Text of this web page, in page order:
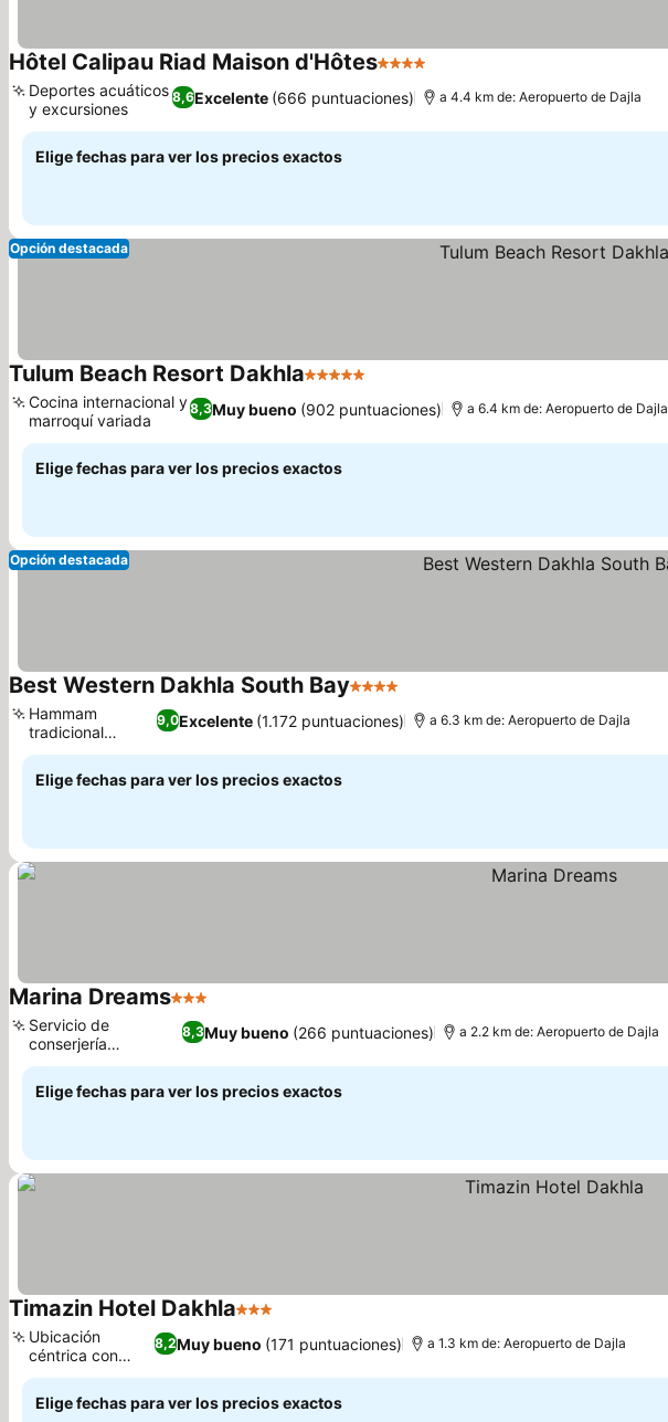
Hôtel Calipau Riad Maison d'Hôtes4 Estrellas
8,6Excelente (666 puntuaciones)
Deportes acuáticos
y excursiones
a 4.4 km de: Aeropuerto de Dajla
Elige fechas para ver los precios exactos
Opción destacada
Tulum Beach Resort Dakhla5 Estrellas
8,3Muy bueno (902 puntuaciones)
Cocina internacional y
marroquí variada
a 6.4 km de: Aeropuerto de Dajla
Elige fechas para ver los precios exactos
Opción destacada
Best Western Dakhla South Bay4 Estrellas
9,0Excelente (1.172 puntuaciones)
Hammam
tradicional
marroquí
a 6.3 km de: Aeropuerto de Dajla
Elige fechas para ver los precios exactos
Marina Dreams3 Estrellas
8,3Muy bueno (266 puntuaciones)
Servicio de
conserjería
personalizado
a 2.2 km de: Aeropuerto de Dajla
Elige fechas para ver los precios exactos
Timazin Hotel Dakhla3 Estrellas
8,2Muy bueno (171 puntuaciones)
Ubicación
céntrica con
vistas
a 1.3 km de: Aeropuerto de Dajla
Elige fechas para ver los precios exactos